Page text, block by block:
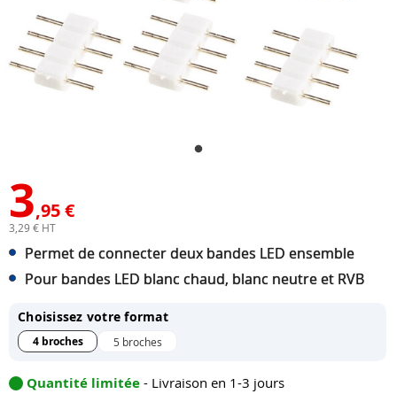
3,95 €
3,29 € HT
Permet de connecter deux bandes LED ensemble
Pour bandes LED blanc chaud, blanc neutre et RVB
Choisissez votre format
4 broches 5 broches
Quantité limitée - Livraison en 1-3 jours